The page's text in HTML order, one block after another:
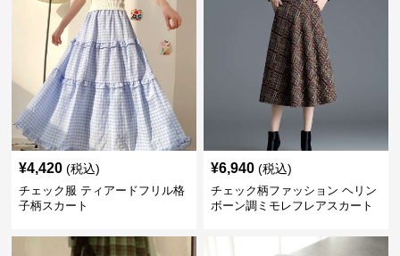
¥4,420 (税込)
チェック服 ティアードフリル格
子柄スカート
¥6,940 (税込)
チェック柄ファッション ヘリン
ボーン調ミモレフレアスカート